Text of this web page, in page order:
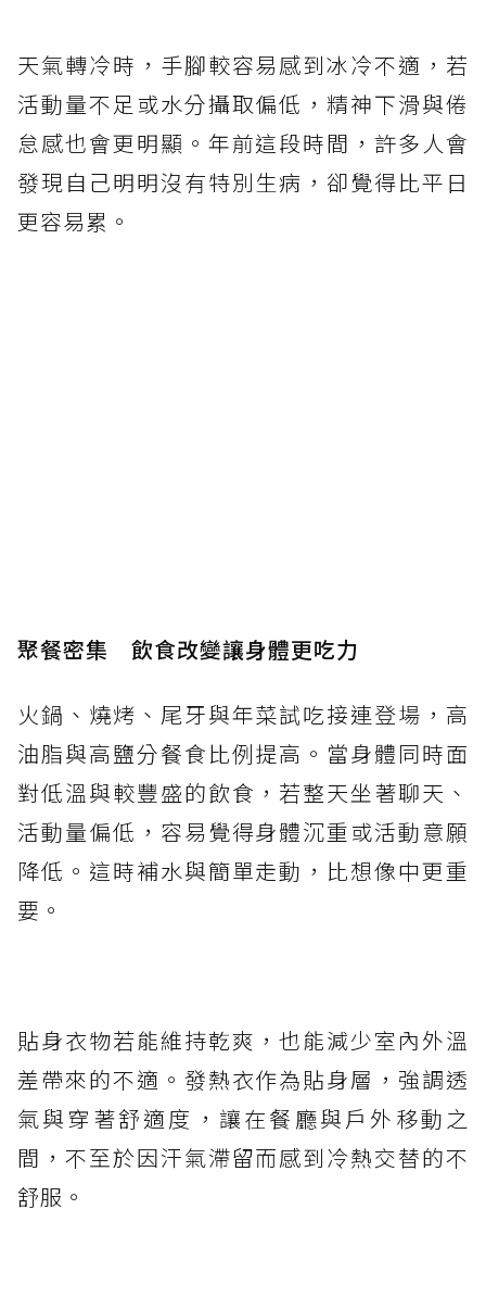
天氣轉冷時，手腳較容易感到冰冷不適，若
活動量不足或水分攝取偏低，精神下滑與倦
怠感也會更明顯。年前這段時間，許多人會
發現自己明明沒有特別生病，卻覺得比平日
更容易累。
聚餐密集 飲食改變讓身體更吃力
火鍋、燒烤、尾牙與年菜試吃接連登場，高
油脂與高鹽分餐食比例提高。當身體同時面
對低溫與較豐盛的飲食，若整天坐著聊天、
活動量偏低，容易覺得身體沉重或活動意願
降低。這時補水與簡單走動，比想像中更重
要。
貼身衣物若能維持乾爽，也能減少室內外溫
差帶來的不適。發熱衣作為貼身層，強調透
氣與穿著舒適度，讓在餐廳與戶外移動之
間，不至於因汗氣滯留而感到冷熱交替的不
舒服。